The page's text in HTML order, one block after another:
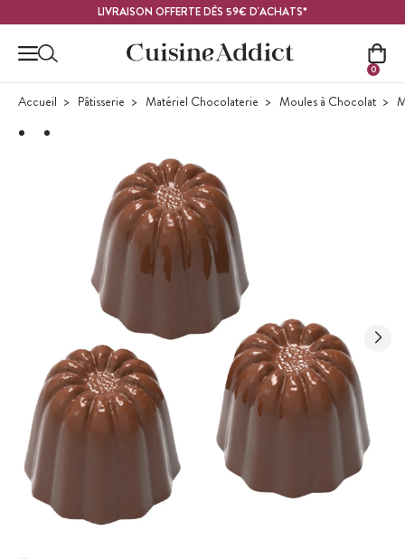
LIVRAISON OFFERTE DÈS 59€ D'ACHATS*
0
Accueil Pâtisserie Matériel Chocolaterie Moules à Chocolat